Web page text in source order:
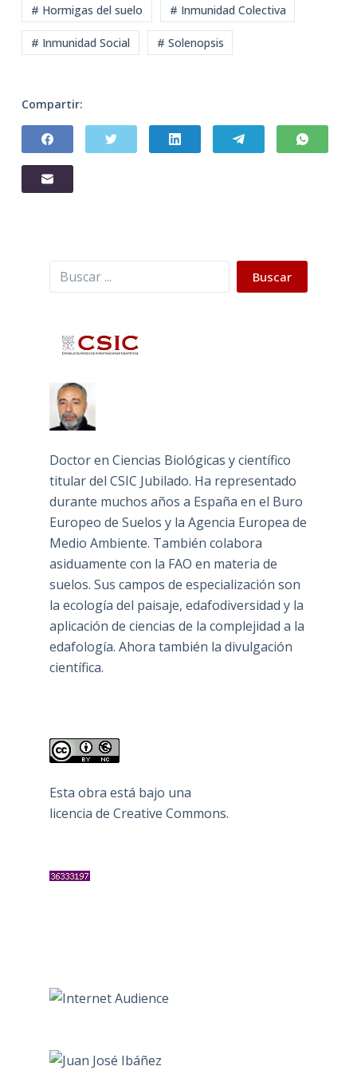
# Hormigas del suelo # Inmunidad Colectiva
# Inmunidad Social # Solenopsis
Compartir:
Buscar Buscar
Doctor en Ciencias Biológicas y científico
titular del CSIC Jubilado. Ha representado
durante muchos años a España en el Buro
Europeo de Suelos y la Agencia Europea de
Medio Ambiente. También colabora
asiduamente con la FAO en materia de
suelos. Sus campos de especialización son
la ecología del paisaje, edafodiversidad y la
aplicación de ciencias de la complejidad a la
edafología. Ahora también la divulgación
científica.
Esta obra está bajo una
licencia de Creative Commons.